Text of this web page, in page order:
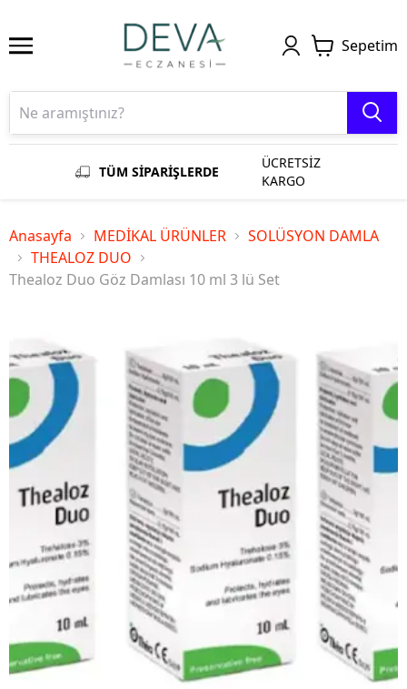
Sepetim
TÜM SİPARİŞLERDE
ÜCRETSİZ
KARGO
Anasayfa MEDİKAL ÜRÜNLER
SOLÜSYON DAMLA
THEALOZ DUO
Thealoz Duo Göz Damlası 10 ml 3 lü Set